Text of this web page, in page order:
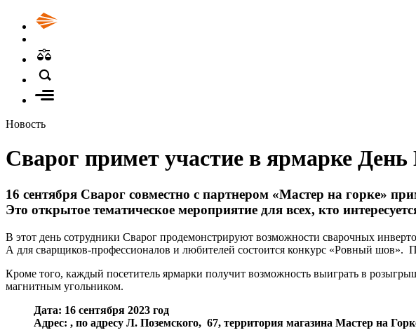
Новость
Сварог примет участие в ярмарке
16 сентября Сварог совместно с партнером «Мастер на горке»
Это открытое тематическое мероприятие для всех, кто
В этот день сотрудники Сварог продемонстрируют возможности сварочных
А для сварщиков-профессионалов и любителей состоится конкурс «Ровный шов».
Кроме того, каждый посетитель ярмарки получит возможность выиграть в
магнитным угольником.
Дата: 16 сентября 2023 год
Адрес: , по адресу Л. Поземского, 67, территория магазина Мастер на